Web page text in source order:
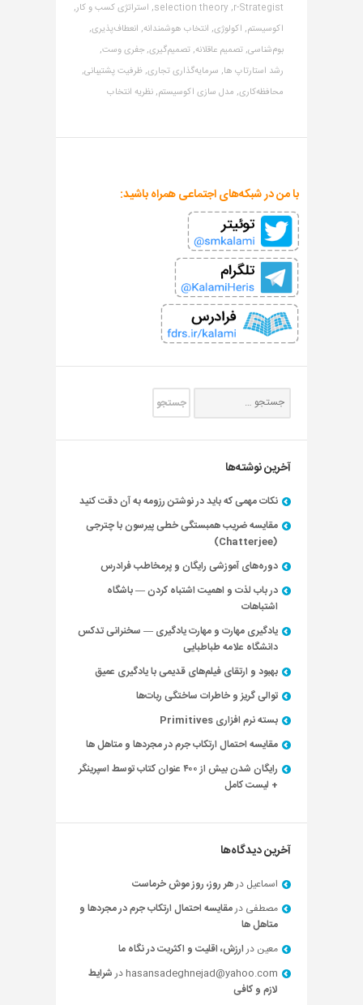
r-Strategist,
selection theory, استراتژی کسب و کار,
اکوسیستم, اکولوژی, انتخاب هوشمندانه, انعطاف‌پذیری,
بوم‌شناسی,تصمیم عاقلانه,تصمیم‌گیری,جفری وست,
رشد استارتاپ ها, سرمایه‌گذاری تجاری,ظرفیت پشتیبانی,
محافظه‌کاری, مدل سازی اکوسیستم,نظریه انتخاب
با من در شبکه‌های اجتماعی همراه باشید:
آخرین نوشته‌ها
نکات مهمی که باید در نوشتن رزومه به آن دقت کنید
مقایسه ضریب همبستگی خطی پیرسون با چترجی
(Chatterjee)
دوره‌های آموزشی رایگان و پرمخاطب فرادرس
در باب لذت و اهمیت اشتباه کردن — باشگاه
اشتباهات
یادگیری مهارت و مهارت یادگیری — سخنرانی تدکس
دانشگاه علامه طباطبایی
بهبود و ارتقای فیلم‌های قدیمی با یادگیری عمیق
توالی گریز و خاطرات ساختگی ربات‌ها
بسته نرم افزاری Primitives
مقایسه احتمال ارتکاب جرم در مجردها و متاهل ها
رایگان شدن بیش از ۴۰۰ عنوان کتاب توسط اسپرینگر
+ لیست کامل
آخرین دیدگاه‌ها
اسماعیل درهر روز، روز موش خرماست
مصطفی درمقایسه احتمال ارتکاب جرم در مجردها و
متاهل ها
معین درارزش، اقلیت و اکثریت در نگاه ما
hasansadeghnejad@yahoo.com درشرایط
لازم و کافی